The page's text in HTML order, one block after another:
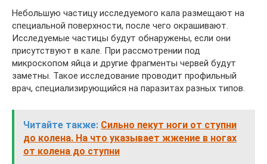
Небольшую частицу исследуемого кала размещают на
специальной поверхности, после чего окрашивают.
Исследуемые частицы будут обнаружены, если они
присутствуют в кале. При рассмотрении под
микроскопом яйца и другие фрагменты червей будут
заметны. Такое исследование проводит профильный
врач, специализирующийся на паразитах разных типов.
Читайте также: Сильно пекут ноги от ступни
до колена. На что указывает жжение в ногах
от колена до ступни